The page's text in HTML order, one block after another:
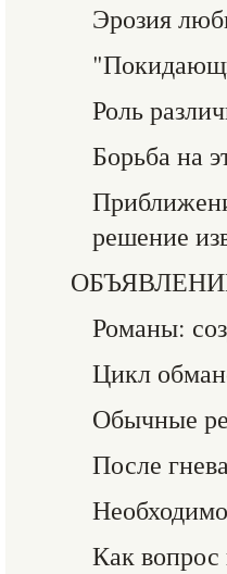
Эрозия
Роль
Борьба на
решение
Романы:
Цикл
Обычные
После
Как вопрос